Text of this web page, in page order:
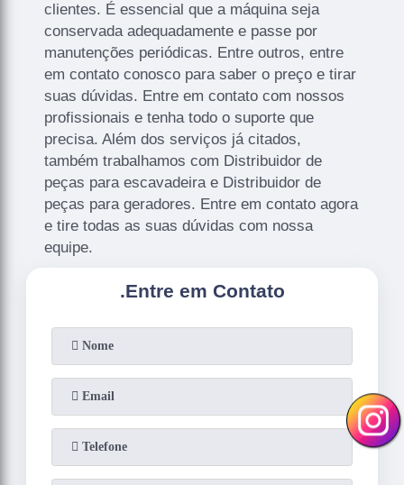
clientes. É essencial que a máquina seja
conservada adequadamente e passe por
manutenções periódicas. Entre outros, entre
em contato conosco para saber o preço e tirar
suas dúvidas. Entre em contato com nossos
profissionais e tenha todo o suporte que
precisa. Além dos serviços já citados,
também trabalhamos com Distribuidor de
peças para escavadeira e Distribuidor de
peças para geradores. Entre em contato agora
e tire todas as suas dúvidas com nossa
equipe.
.Entre em Contato